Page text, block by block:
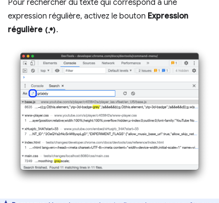
Pour rechercher du texte qui correspond à une
expression régulière, activez le bouton Expression
régulière regular_expression.